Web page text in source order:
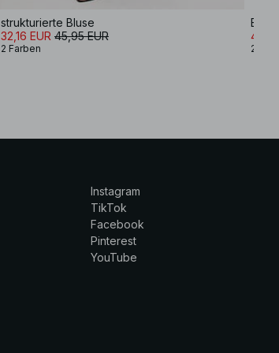
strukturierte Bluse
32,16 EUR 45,95 EUR
2 Farben 2
Instagram
TikTok
Facebook
Pinterest
YouTube